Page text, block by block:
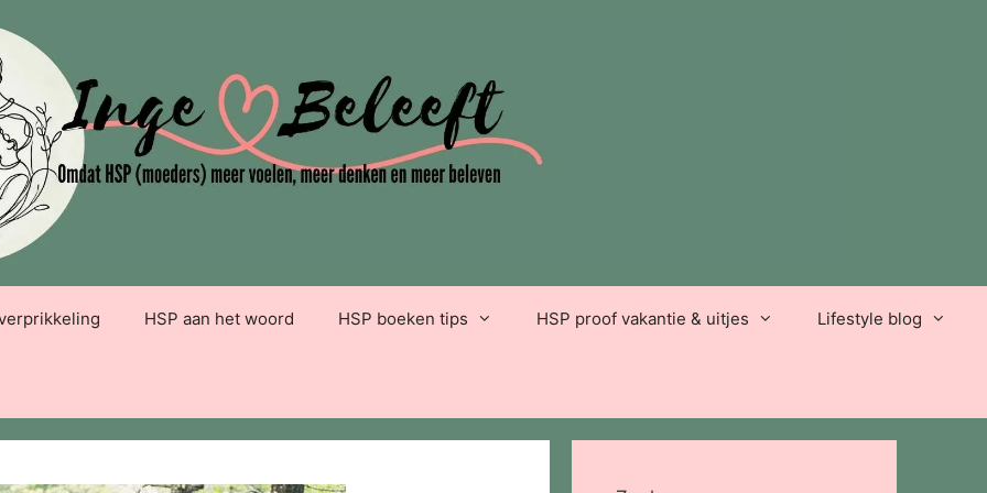
HSP aan het woord HSP boeken tips HSP proof vakantie & uitjes Lifestyle blog